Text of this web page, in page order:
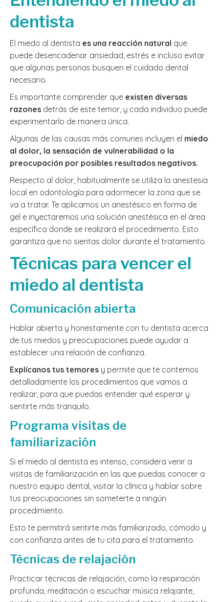
dentista
El miedo al dentista es una reacción natural que
puede desencadenar ansiedad, estrés e incluso evitar
que algunas personas busquen el cuidado dental
necesario.
Es importante comprender que existen diversas
razones detrás de este temor, y cada individuo puede
experimentarlo de manera única.
Algunas de las causas más comunes incluyen el miedo
al dolor, la sensación de vulnerabilidad o la
preocupación por posibles resultados negativos.
Respecto al dolor, habitualmente se utiliza la anestesia
local en odontología para adormecer la zona que se
va a tratar. Te aplicamos un anestésico en forma de
gel e inyectaremos una solución anestésica en el área
específica donde se realizará el procedimiento. Esto
garantiza que no sientas dolor durante el tratamiento.
Técnicas para vencer el
miedo al dentista
Comunicación abierta
Hablar abierta y honestamente con tu dentista acerca
de tus miedos y preocupaciones puede ayudar a
establecer una relación de confianza.
Explícanos tus temores y permite que te contemos
detalladamente los procedimientos que vamos a
realizar, para que puedas entender qué esperar y
sentirte más tranquilo.
Programa visitas de
familiarización
Si el miedo al dentista es intenso, considera venir a
visitas de familiarización en las que puedas conocer a
nuestro equipo dental, visitar la clínica y hablar sobre
tus preocupaciones sin someterte a ningún
procedimiento.
Esto te permitirá sentirte más familiarizado, cómodo y
con confianza antes de tu cita para el tratamiento.
Técnicas de relajación
Practicar técnicas de relajación, como la respiración
profunda, meditación o escuchar música relajante,